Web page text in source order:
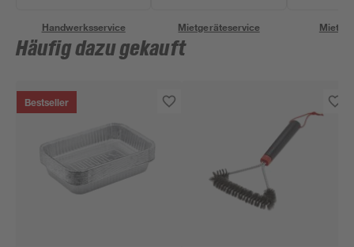
Handwerksservice Mietgeräteservice
Häufig dazu gekauft
Bestseller